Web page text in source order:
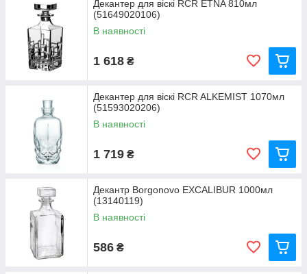
Декантер для віскі RCR ETNA 810мл
(51649020106)
В наявності
1 618 ₴
Декантер для віскі RCR ALKEMIST 1070мл
(51593020206)
В наявності
1 719 ₴
Декантр Borgonovo EXCALIBUR 1000мл
(13140119)
В наявності
586 ₴